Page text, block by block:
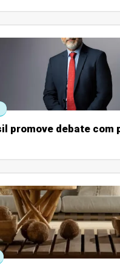
promove debate com